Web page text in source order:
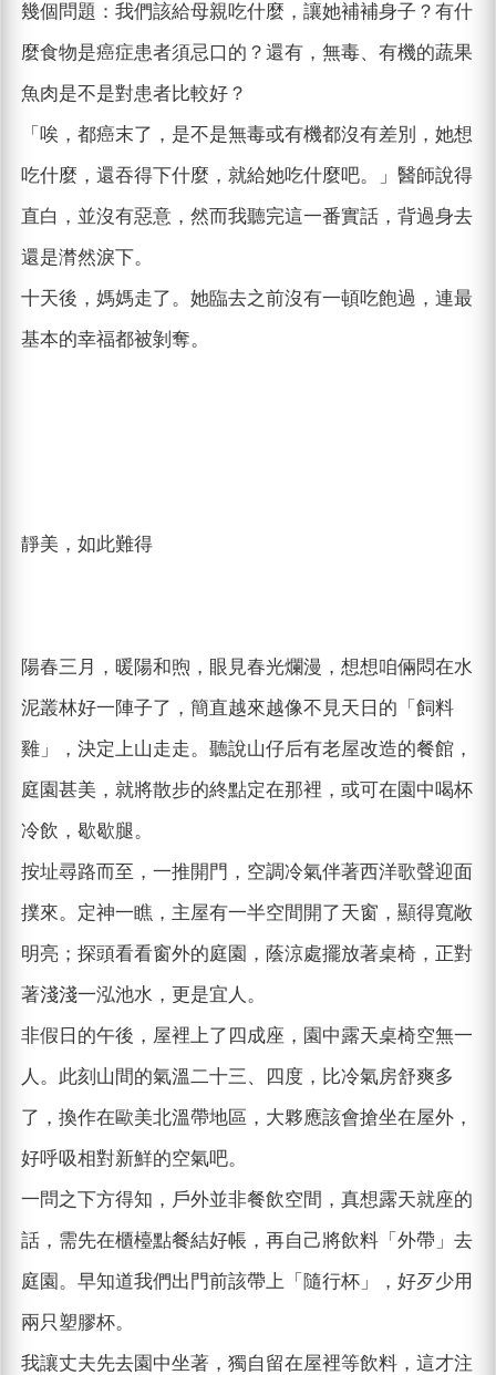
幾個問題：我們該給母親吃什麼，讓她補補身子？有什
麼食物是癌症患者須忌口的？還有，無毒、有機的蔬果
魚肉是不是對患者比較好？
「唉，都癌末了，是不是無毒或有機都沒有差別，她想
吃什麼，還吞得下什麼，就給她吃什麼吧。」醫師說得
直白，並沒有惡意，然而我聽完這一番實話，背過身去
還是潸然淚下。
十天後，媽媽走了。她臨去之前沒有一頓吃飽過，連最
基本的幸福都被剝奪。
靜美，如此難得
陽春三月，暖陽和煦，眼見春光爛漫，想想咱倆悶在水
泥叢林好一陣子了，簡直越來越像不見天日的「飼料
雞」，決定上山走走。聽說山仔后有老屋改造的餐館，
庭園甚美，就將散步的終點定在那裡，或可在園中喝杯
冷飲，歇歇腿。
按址尋路而至，一推開門，空調冷氣伴著西洋歌聲迎面
撲來。定神一瞧，主屋有一半空間開了天窗，顯得寬敞
明亮；探頭看看窗外的庭園，蔭涼處擺放著桌椅，正對
著淺淺一泓池水，更是宜人。
非假日的午後，屋裡上了四成座，園中露天桌椅空無一
人。此刻山間的氣溫二十三、四度，比冷氣房舒爽多
了，換作在歐美北溫帶地區，大夥應該會搶坐在屋外，
好呼吸相對新鮮的空氣吧。
一問之下方得知，戶外並非餐飲空間，真想露天就座的
話，需先在櫃檯點餐結好帳，再自己將飲料「外帶」去
庭園。早知道我們出門前該帶上「隨行杯」，好歹少用
兩只塑膠杯。
我讓丈夫先去園中坐著，獨自留在屋裡等飲料，這才注